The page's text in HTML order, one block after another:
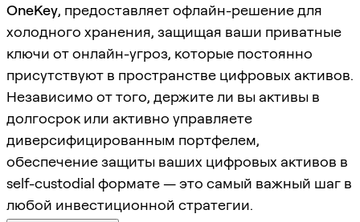
OneKey, предоставляет офлайн-решение для
холодного хранения, защищая ваши приватные
ключи от онлайн-угроз, которые постоянно
присутствуют в пространстве цифровых активов.
Независимо от того, держите ли вы активы в
долгосрок или активно управляете
диверсифицированным портфелем,
обеспечение защиты ваших цифровых активов в
self-custodial формате — это самый важный шаг в
любой инвестиционной стратегии.